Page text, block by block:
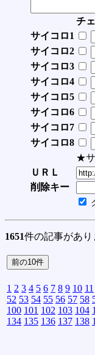
チ
サイコロ1
サイコロ2
サイコロ3
サイコロ4
サイコロ5
サイコロ6
サイコロ7
サイコロ8
★サ
ＵＲＬ
削除キー
1651件の記事があり
1 2 3 4 5 6 7 8 9 10 11
52 53 54 55 56 57 58
100 101 102 103 104
134 135 136 137 138